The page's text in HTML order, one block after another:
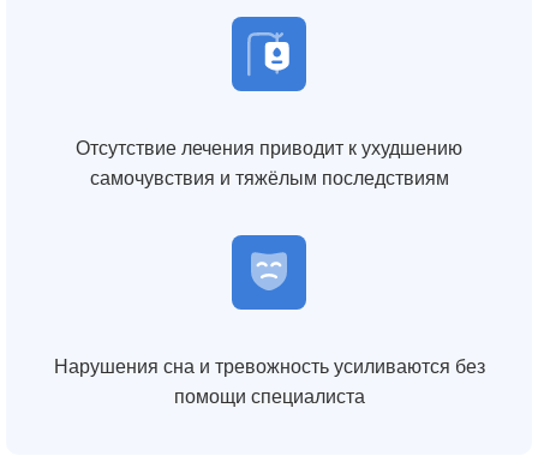
Отсутствие лечения приводит к ухудшению
самочувствия и тяжёлым последствиям
Нарушения сна и тревожность усиливаются без
помощи специалиста